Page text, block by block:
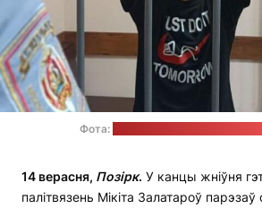
Фота:
14 верасня, Позірк. У канцы жніўня
палітвязень Мікіта Залатароў